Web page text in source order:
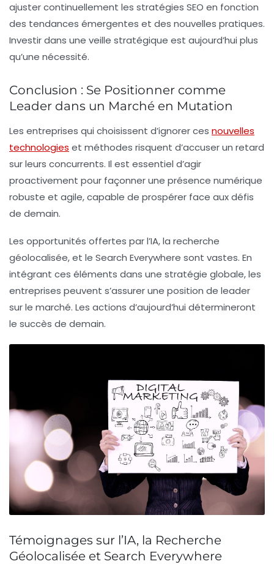
ajuster continuellement les stratégies SEO en fonction
des tendances émergentes et des nouvelles pratiques.
Investir dans une veille stratégique est aujourd’hui plus
qu’une nécessité.
Conclusion : Se Positionner comme
Leader dans un Marché en Mutation
Les entreprises qui choisissent d’ignorer ces nouvelles
technologies et méthodes risquent d’accuser un retard
sur leurs concurrents. Il est essentiel d’agir
proactivement pour façonner une présence numérique
robuste et agile, capable de prospérer face aux défis
de demain.
Les opportunités offertes par l’IA, la recherche
géolocalisée, et le Search Everywhere sont vastes. En
intégrant ces éléments dans une stratégie globale, les
entreprises peuvent s’assurer une position de leader
sur le marché. Les actions d’aujourd’hui détermineront
le succès de demain.
Témoignages sur l’IA, la Recherche
Géolocalisée et Search Everywhere